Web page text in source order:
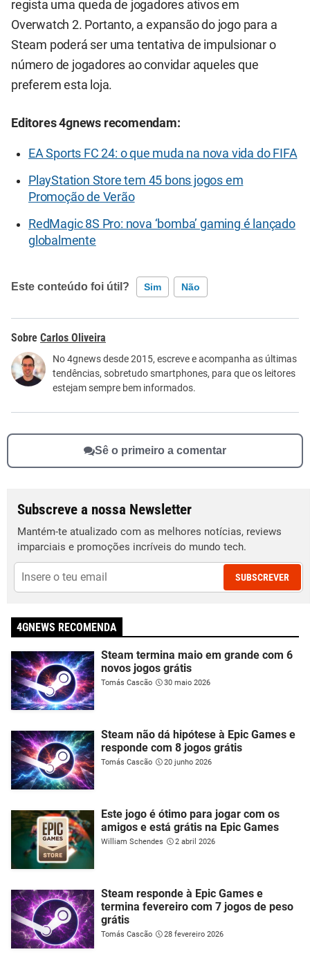
regista uma queda de jogadores ativos em
Overwatch 2. Portanto, a expansão do jogo para a
Steam poderá ser uma tentativa de impulsionar o
número de jogadores ao convidar aqueles que
preferem esta loja.
Editores 4gnews recomendam:
EA Sports FC 24: o que muda na nova vida do FIFA
PlayStation Store tem 45 bons jogos em
Promoção de Verão
RedMagic 8S Pro: nova ‘bomba’ gaming é lançado
globalmente
Este conteúdo foi útil? Sim Não
Este conteúdo contém informação incorreta
Este conteúdo não tem a informação que procuro
Outro
Carlos Oliveira
No 4gnews desde 2015, escreve e acompanha as últimas
tendências, sobretudo smartphones, para que os leitores
estejam sempre bem informados.
Sê o primeiro a comentar
Subscreve a nossa Newsletter
Mantém-te atualizado com as melhores notícias, reviews
imparciais e promoções incríveis do mundo tech.
SUBSCREVER
4GNEWS RECOMENDA
Steam termina maio em grande com 6
novos jogos grátis
Tomás Cascão 30 maio 2026
Steam não dá hipótese à Epic Games e
responde com 8 jogos grátis
Tomás Cascão 20 junho 2026
Este jogo é ótimo para jogar com os
amigos e está grátis na Epic Games
William Schendes 2 abril 2026
Steam responde à Epic Games e
termina fevereiro com 7 jogos de peso
grátis
Tomás Cascão 28 fevereiro 2026